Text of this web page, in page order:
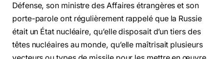
Défense, son ministre des Affaires étrangères et son
porte-parole ont régulièrement rappelé que la Russie
était un État nucléaire, qu’elle disposait d’un tiers des
têtes nucléaires au monde, qu’elle maîtrisait plusieurs